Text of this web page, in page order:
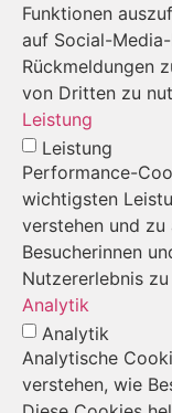
Funktionen
auf Social-
Rückmeldungen
von Dritten zu
Leistung
Leistung
Performance-
wichtigsten
verstehen und
Besucherinnen
Nutzererlebnis
Analytik
Analytik
Analytische
verstehen, wie